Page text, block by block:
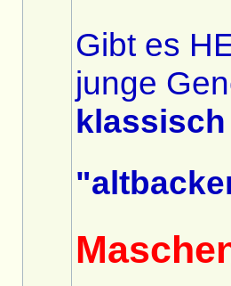
Gibt es
junge
klassisch